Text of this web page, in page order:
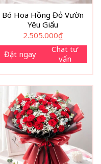
Bó Hoa Hồng Đỏ Vườn
Yêu Giấu
2.505.000₫
Đặt ngay
Chat tư
vấn